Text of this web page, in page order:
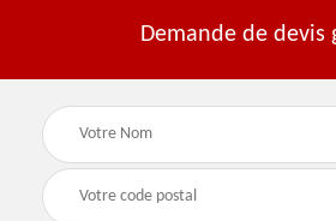
Demande de devis